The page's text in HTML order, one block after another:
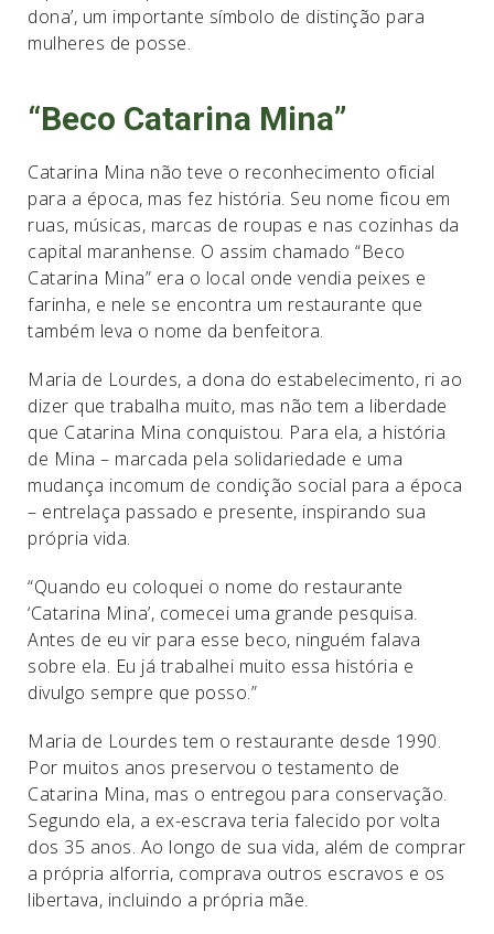
dona’, um importante símbolo de distinção para
mulheres de posse.
“Beco Catarina Mina”
Catarina Mina não teve o reconhecimento oficial
para a época, mas fez história. Seu nome ficou em
ruas, músicas, marcas de roupas e nas cozinhas da
capital maranhense. O assim chamado “Beco
Catarina Mina” era o local onde vendia peixes e
farinha, e nele se encontra um restaurante que
também leva o nome da benfeitora.
Maria de Lourdes, a dona do estabelecimento, ri ao
dizer que trabalha muito, mas não tem a liberdade
que Catarina Mina conquistou. Para ela, a história
de Mina – marcada pela solidariedade e uma
mudança incomum de condição social para a época
– entrelaça passado e presente, inspirando sua
própria vida.
“Quando eu coloquei o nome do restaurante
‘Catarina Mina’, comecei uma grande pesquisa.
Antes de eu vir para esse beco, ninguém falava
sobre ela. Eu já trabalhei muito essa história e
divulgo sempre que posso.”
Maria de Lourdes tem o restaurante desde 1990.
Por muitos anos preservou o testamento de
Catarina Mina, mas o entregou para conservação.
Segundo ela, a ex-escrava teria falecido por volta
dos 35 anos. Ao longo de sua vida, além de comprar
a própria alforria, comprava outros escravos e os
libertava, incluindo a própria mãe.